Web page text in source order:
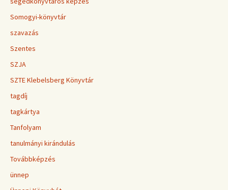
Somogyi-könyvtár
szavazás
Szentes
SZJA
SZTE Klebelsberg Könyvtár
tagdíj
tagkártya
Tanfolyam
tanulmányi kirándulás
Továbbképzés
ünnep